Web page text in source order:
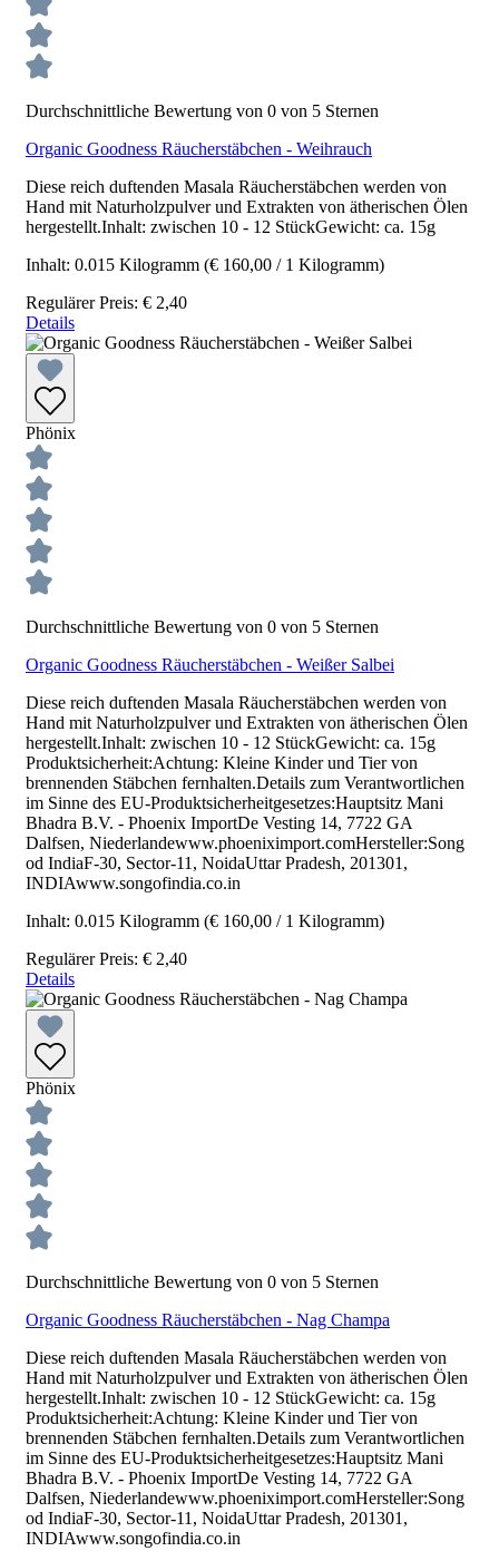
Durchschnittliche Bewertung von 0 von 5 Sternen
Organic Goodness Räucherstäbchen - Weihrauch
Diese reich duftenden Masala Räucherstäbchen werden von
Hand mit Naturholzpulver und Extrakten von ätherischen Ölen
hergestellt.Inhalt: zwischen 10 - 12 StückGewicht: ca. 15g
Inhalt: 0.015 Kilogramm (€ 160,00 / 1 Kilogramm)
Regulärer Preis: € 2,40
Details
Phönix
Durchschnittliche Bewertung von 0 von 5 Sternen
Organic Goodness Räucherstäbchen - Weißer Salbei
Diese reich duftenden Masala Räucherstäbchen werden von
Hand mit Naturholzpulver und Extrakten von ätherischen Ölen
hergestellt.Inhalt: zwischen 10 - 12 StückGewicht: ca. 15g
Produktsicherheit:Achtung: Kleine Kinder und Tier von
brennenden Stäbchen fernhalten.Details zum Verantwortlichen
im Sinne des EU-Produktsicherheitgesetzes:Hauptsitz Mani
Bhadra B.V. - Phoenix ImportDe Vesting 14, 7722 GA
Dalfsen, Niederlandewww.phoeniximport.comHersteller:Song
od IndiaF-30, Sector-11, NoidaUttar Pradesh, 201301,
INDIAwww.songofindia.co.in
Inhalt: 0.015 Kilogramm (€ 160,00 / 1 Kilogramm)
Regulärer Preis: € 2,40
Details
Phönix
Durchschnittliche Bewertung von 0 von 5 Sternen
Organic Goodness Räucherstäbchen - Nag Champa
Diese reich duftenden Masala Räucherstäbchen werden von
Hand mit Naturholzpulver und Extrakten von ätherischen Ölen
hergestellt.Inhalt: zwischen 10 - 12 StückGewicht: ca. 15g
Produktsicherheit:Achtung: Kleine Kinder und Tier von
brennenden Stäbchen fernhalten.Details zum Verantwortlichen
im Sinne des EU-Produktsicherheitgesetzes:Hauptsitz Mani
Bhadra B.V. - Phoenix ImportDe Vesting 14, 7722 GA
Dalfsen, Niederlandewww.phoeniximport.comHersteller:Song
od IndiaF-30, Sector-11, NoidaUttar Pradesh, 201301,
INDIAwww.songofindia.co.in